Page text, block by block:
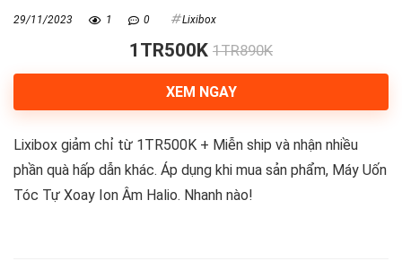
29/11/2023 1 0 Lixibox
1TR500K 1TR890K
XEM NGAY
Lixibox giảm chỉ từ 1TR500K + Miễn ship và nhận nhiều
phần quà hấp dẫn khác. Áp dụng khi mua sản phẩm, Máy Uốn
Tóc Tự Xoay Ion Âm Halio. Nhanh nào!